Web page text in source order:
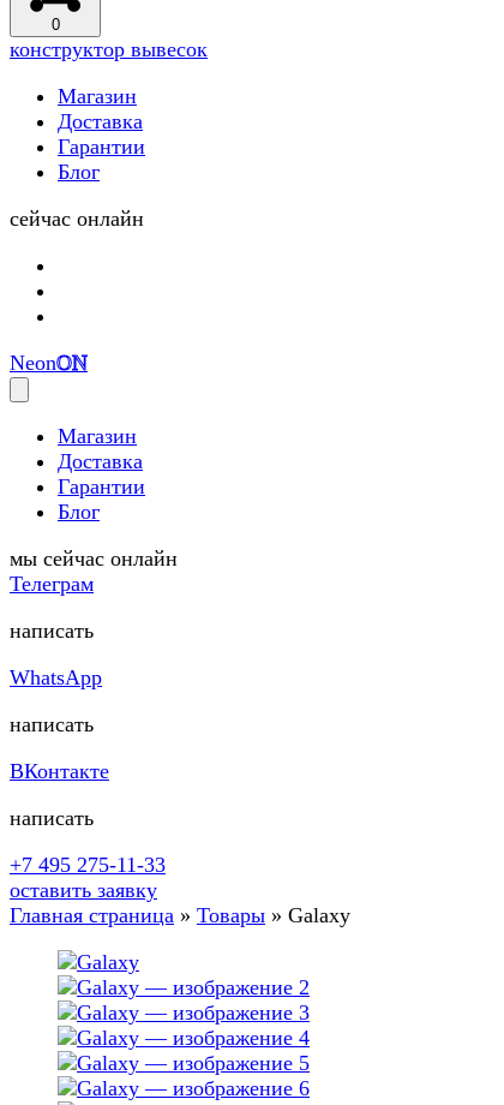
0Корзина
(0)
конструктор вывесок
Магазин
Доставка
Гарантии
Блог
сейчас онлайн
NeonON
Магазин
Доставка
Гарантии
Блог
мы сейчас онлайн
Телеграм
написать
WhatsApp
написать
ВКонтакте
написать
+7 495 275-11-33
оставить заявку
Главная страница » Товары » Galaxy